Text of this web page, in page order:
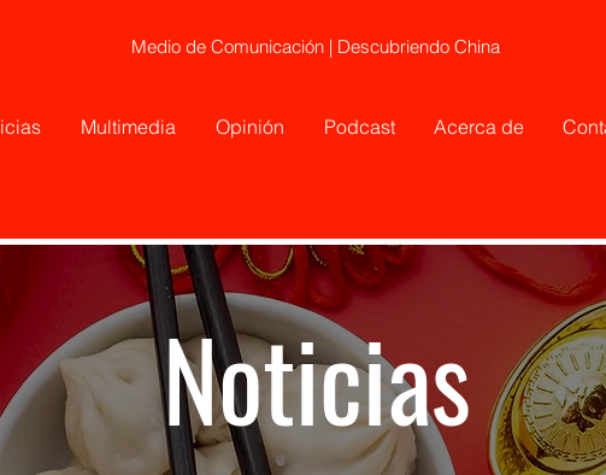
Medio de Comunicación | Descubriendo China
Multimedia Opinión Podcast Acerca de
Noticias